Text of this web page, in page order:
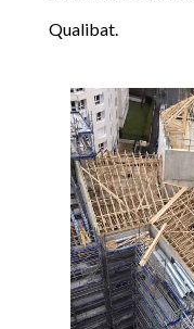
Qualibat.